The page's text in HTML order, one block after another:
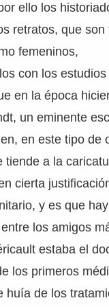
ello los
retratos, que son
femeninos,
con los estudios
en la época
un eminente
en este tipo de
tiende a la
cierta
y es que
los amigos
estaba el
los primeros
huía de los